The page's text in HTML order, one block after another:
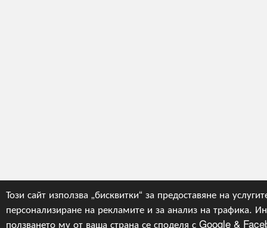
Този сайт използва „бисквитки“ за предоставяне на
персонализиране на рекламите и за анализ на трафика.
ползването му от ваша страна се споделя с Google &